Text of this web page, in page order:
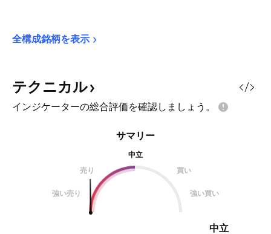
全構成銘柄を表示
テクニカル
インジケーターの総合評価を確認しましょう。
サマリー
中立
売り
買い
強い売り 強い買い
中立